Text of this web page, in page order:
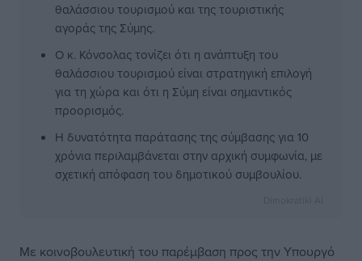
θαλάσσιου τουρισμού και της τουριστικής
αγοράς της Σύμης.
Ο κ. Κόνσολας τονίζει ότι η ανάπτυξη του
θαλάσσιου τουρισμού είναι στρατηγική επιλογή
για τη χώρα και ότι η Σύμη είναι σημαντικός
προορισμός.
Η δυνατότητα παράτασης της σύμβασης για 10
χρόνια περιλαμβάνεται στην αρχική συμφωνία, με
σχετική απόφαση του δημοτικού συμβουλίου.
Με κοινοβουλευτική του παρέμβαση προς την Υπουργό